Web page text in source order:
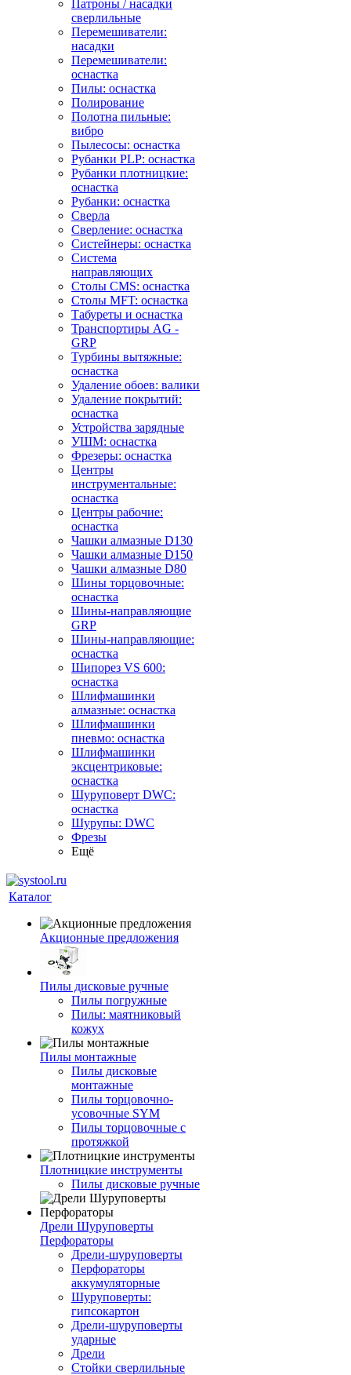
Патроны / насадки
сверлильные
Перемешиватели:
насадки
Перемешиватели:
оснастка
Пилы: оснастка
Полирование
Полотна пильные:
вибро
Пылесосы: оснастка
Рубанки PLP: оснастка
Рубанки плотницкие:
оснастка
Рубанки: оснастка
Сверла
Сверление: оснастка
Систейнеры: оснастка
Система
направляющих
Столы CMS: оснастка
Столы MFT: оснастка
Табуреты и оснастка
Транспортиры AG -
GRP
Турбины вытяжные:
оснастка
Удаление обоев: валики
Удаление покрытий:
оснастка
Устройства зарядные
УШМ: оснастка
Фрезеры: оснастка
Центры
инструментальные:
оснастка
Центры рабочие:
оснастка
Чашки алмазные D130
Чашки алмазные D150
Чашки алмазные D80
Шины торцовочные:
оснастка
Шины-направляющие
GRP
Шины-направляющие:
оснастка
Шипорез VS 600:
оснастка
Шлифмашинки
алмазные: оснастка
Шлифмашинки
пневмо: оснастка
Шлифмашинки
эксцентриковые:
оснастка
Шуруповерт DWC:
оснастка
Шурупы: DWC
Фрезы
Ещё
Каталог
Акционные предложения
Пилы дисковые ручные
Пилы погружные
Пилы: маятниковый
кожух
Пилы монтажные
Пилы дисковые
монтажные
Пилы торцовочно-
усовочные SYM
Пилы торцовочные с
протяжкой
Плотницкие инструменты
Пилы дисковые ручные
Дрели Шуруповерты
Перфораторы
Дрели-шуруповерты
Перфораторы
аккумуляторные
Шуруповерты:
гипсокартон
Дрели-шуруповерты
ударные
Дрели
Стойки сверлильные